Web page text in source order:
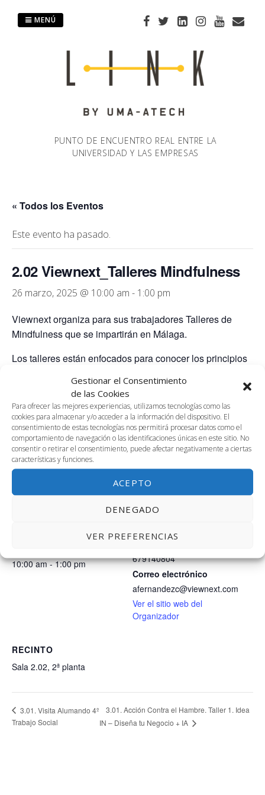
Gestionar el Consentimiento
de las Cookies
Para ofrecer las mejores experiencias, utilizamos tecnologías como las
cookies para almacenar y/o acceder a la información del dispositivo. El
consentimiento de estas tecnologías nos permitirá procesar datos como el
comportamiento de navegación o las identificaciones únicas en este sitio. No
consentir o retirar el consentimiento, puede afectar negativamente a ciertas
características y funciones.
ACEPTO
DENEGADO
VER PREFERENCIAS
PUNTO DE ENCUENTRO REAL ENTRE LA
UNIVERSIDAD Y LAS EMPRESAS
MENÚ
« Todos los Eventos
Este evento ha pasado.
2.02 Viewnext_Talleres Mindfulness
26 marzo, 2025 @ 10:00 am - 1:00 pm
Viewnext organiza para sus trabajadores Talleres de
Mindfulness que se impartirán en Málaga.
Los talleres están enfocados para conocer los principios
todos los que son nuevos en el dominio de esta
disciplina milenaria o quieren reconectar de nuevo
AÑADIR AL CALENDARIO
10:00 am - 1:00 pm
Teléfono
679140804
Correo electrónico
afernandezc@viewnext.com
Ver el sitio web del
Organizador
RECINTO
Sala 2.02, 2ª planta
3.01. Visita Alumando 4º
Trabajo Social
3.01. Acción Contra el Hambre. Taller 1. Idea
IN – Diseña tu Negocio + IA